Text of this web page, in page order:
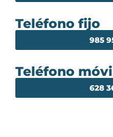
Teléfono fijo
985
Teléfono
628